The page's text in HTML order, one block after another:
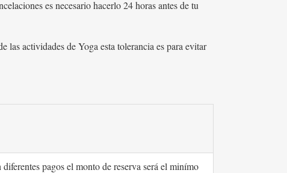
es necesario hacerlo 24 horas antes de tu
las actividades de Yoga esta tolerancia es para evitar
pagos el monto de reserva será el minímo